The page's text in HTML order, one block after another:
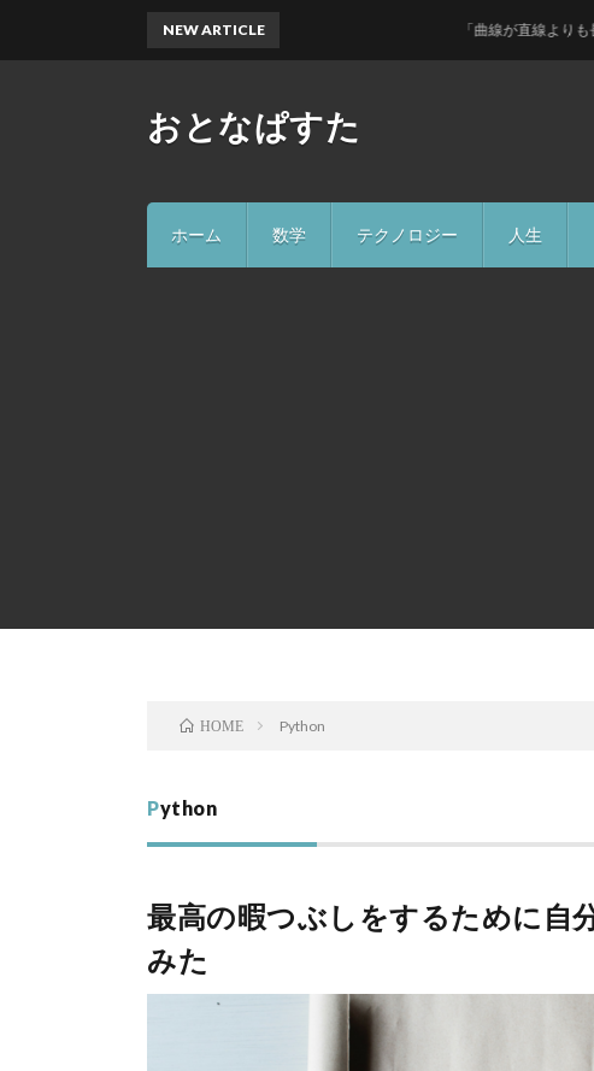
おとなぱすた
ホーム 数学 テクノロジー 人生
NEW ARTICLE 「曲線が直線よりも長い」
HOME Python
Python
最高の暇つぶしをするために自
みた